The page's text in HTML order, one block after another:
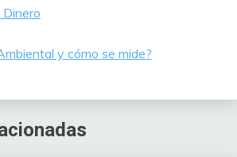
y cómo se mide?